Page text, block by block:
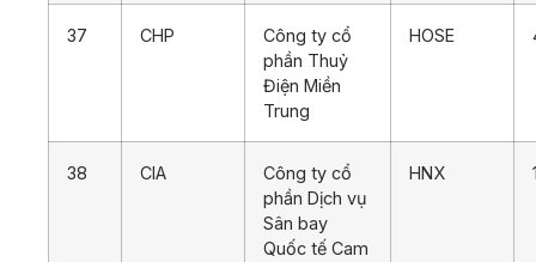
37 CHP
Công ty cổ
phần Thuỷ
Điện Miền
Trung
HOSE
38 CIA
Công ty cổ
phần Dịch vụ
Sân bay
Quốc tế Cam
HNX